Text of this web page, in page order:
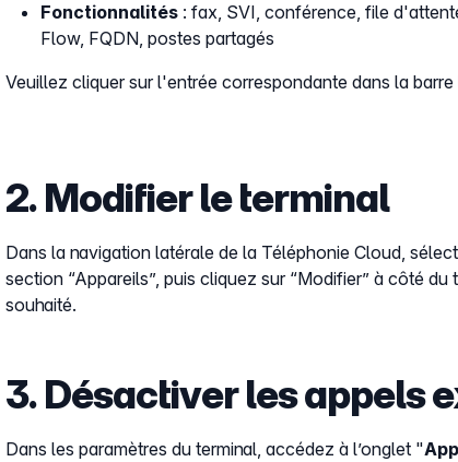
Fonctionnalités : fax, SVI, conférence, file
Flow, FQDN, postes partagés
Veuillez cliquer sur l'entrée correspondante dans la barre
2. Modifier le terminal
Dans la navigation latérale de la Téléphonie Cloud,
section “Appareils”, puis cliquez sur “Modifier” à côté du
souhaité.
3. Désactiver les appels
Dans les paramètres du terminal, accédez à l’onglet "